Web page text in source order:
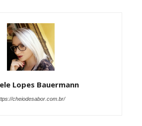
Lopes Bauermann
cheiodesabor.com.br/